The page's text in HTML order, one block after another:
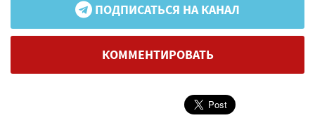
ПОДПИСАТЬСЯ НА КАНАЛ
КОММЕНТИРОВАТЬ